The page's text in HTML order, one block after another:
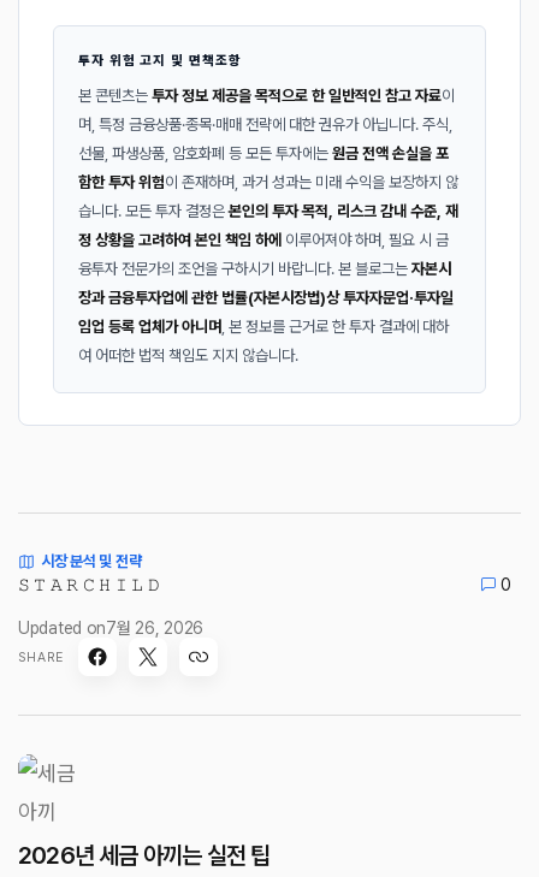
투자 위험 고지 및 면책조항
본 콘텐츠는 투자 정보 제공을 목적으로 한 일반적인 참고 자료이
며, 특정 금융상품·종목·매매 전략에 대한 권유가 아닙니다. 주식,
선물, 파생상품, 암호화폐 등 모든 투자에는 원금 전액 손실을 포
함한 투자 위험이 존재하며, 과거 성과는 미래 수익을 보장하지 않
습니다. 모든 투자 결정은본인의 투자 목적, 리스크 감내 수준, 재
정 상황을 고려하여 본인 책임 하에 이루어져야 하며, 필요 시 금
융투자 전문가의 조언을 구하시기 바랍니다. 본 블로그는 자본시
장과 금융투자업에 관한 법률(자본시장법)상 투자자문업·투자일
임업 등록 업체가 아니며 , 본 정보를 근거로 한 투자 결과에 대하
여 어떠한 법적 책임도 지지 않습니다.
시장 분석 및 전략
𝚂 𝚃 𝙰 𝚁 𝙲 𝙷 𝙸 𝙻 𝙳 0
Updated on7월 26, 2026
SHARE
2026년 세금 아끼는 실전 팁